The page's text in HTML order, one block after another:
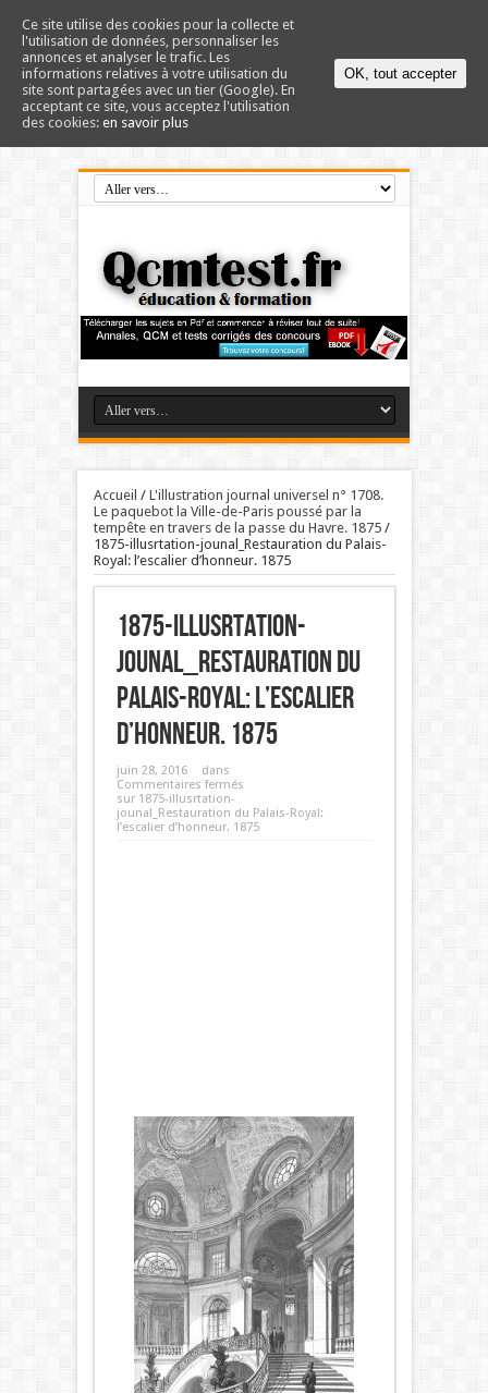
Accueil / L'illustration journal universel n° 1708.
Le paquebot la Ville-de-Paris poussé par la
tempête en travers de la passe du Havre. 1875/
1875-illusrtation-jounal_Restauration du Palais-
Royal: l’escalier d’honneur. 1875
1875-illusrtation-
jounal_Restauration du
Palais-Royal: l’escalier
d’honneur. 1875
juin 28, 2016
dans
Commentaires fermés
sur 1875-illusrtation-
jounal_Restauration du Palais-Royal:
l’escalier d’honneur. 1875
Ce site utilise des cookies pour la collecte et
l'utilisation de données, personnaliser les
annonces et analyser le trafic. Les
informations relatives à votre utilisation du
site sont partagées avec un tier (Google). En
acceptant ce site, vous acceptez l'utilisation
des cookies: en savoir plus
OK, tout accepter